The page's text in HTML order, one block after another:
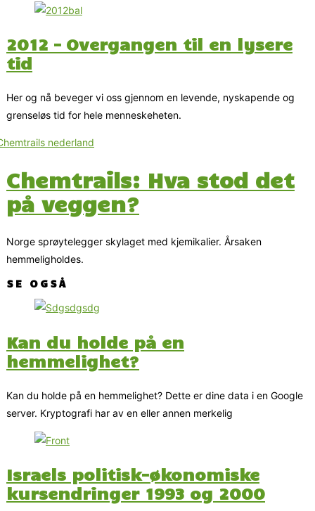
2012 – Overgangen til en lysere
tid
Her og nå beveger vi oss gjennom en levende, nyskapende og
grenseløs tid for hele menneskeheten.
Chemtrails: Hva stod det
på veggen?
Norge sprøytelegger skylaget med kjemikalier. Årsaken
hemmeligholdes.
SE OGSÅ
Kan du holde på en
hemmelighet?
Kan du holde på en hemmelighet? Dette er dine data i en Google
server. Kryptografi har av en eller annen merkelig
Israels politisk-økonomiske
kursendringer 1993 og 2000